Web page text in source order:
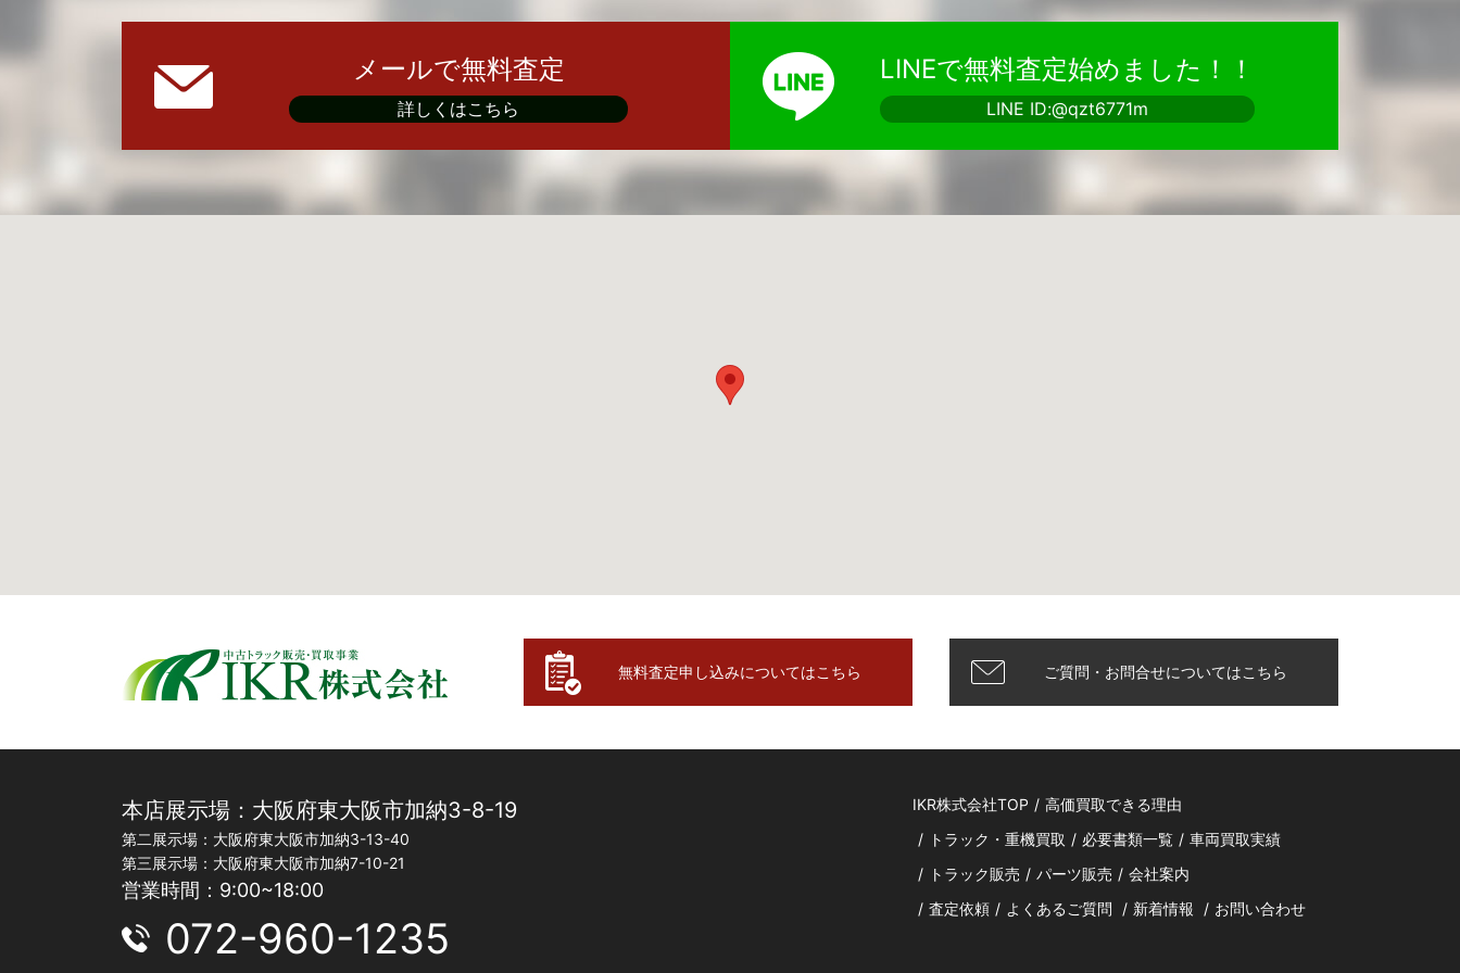
メールで無料査定
詳しくはこちら
LINEで無料査定始めました！！
LINE ID:@qzt6771m
無料査定申し込みについてはこちら ご質問・お問合せについてはこちら
本店展示場：大阪府東大阪市加納3-8-19
第二展示場：大阪府東大阪市加納3-13-40
第三展示場：大阪府東大阪市加納7-10-21
営業時間：9:00~18:00
072-960-1235
IKR株式会社TOP / 高価買取できる理由
/ トラック・重機買取 / 必要書類一覧 / 車両買取実績
/ トラック販売 / パーツ販売 / 会社案内
/ 査定依頼 / よくあるご質問 / 新着情報 / お問い合わせ